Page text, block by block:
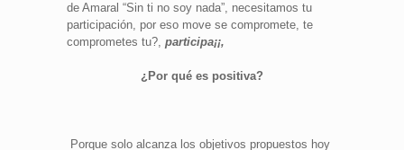
de Amaral “Sin ti no soy nada”, necesitamos tu
participación, por eso move se compromete, te
comprometes tu?, participa¡¡,
¿Por qué es positiva?
Porque solo alcanza los objetivos propuestos hoy